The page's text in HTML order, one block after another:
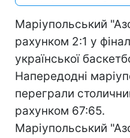
Маріупольський
рахунком 2:1 у
української
Напередодні
переграли
рахунком 67:65.
Маріупольський